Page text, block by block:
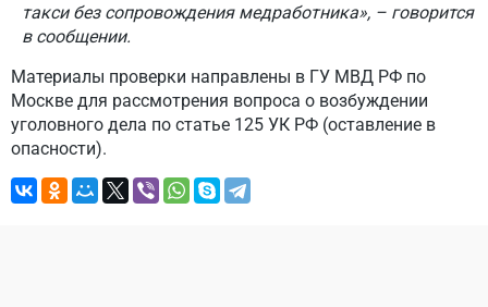
такси без сопровождения медработника», – говорится
в сообщении.
Материалы проверки направлены в ГУ МВД РФ по
Москве для рассмотрения вопроса о возбуждении
уголовного дела по статье 125 УК РФ (оставление в
опасности).